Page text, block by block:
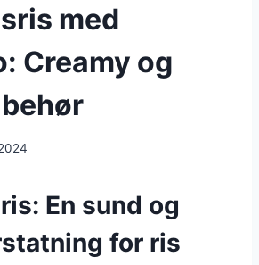
med
Creamy og
En sund og
for ris